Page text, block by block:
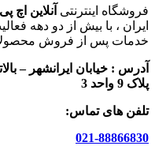
فروشگاه اینترنتی آنلاین اچ پی
ایران ، با بیش از دو دهه
خدمات پس از فروش
آدرس : خیابان ایرانشهر –
پلاک 9 واحد 3
تلفن های تماس:
021-88866830